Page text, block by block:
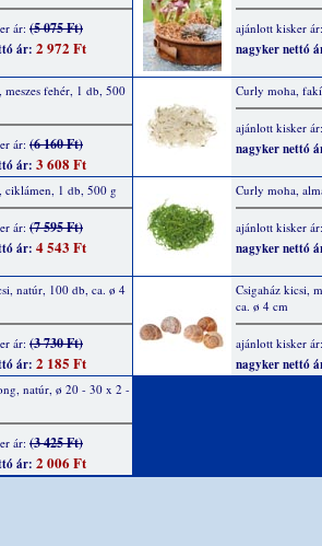
ár: (5 075 Ft)
ár: 2 972 Ft
ajánlott kisker ár:
nagyker nettó
fehér, 1 db, 500
ár: (6 160 Ft)
ár: 3 608 Ft
Curly moha,
ajánlott kisker ár:
nagyker nettó
ciklámen, 1 db, 500 g
ár: (7 595 Ft)
ár: 4 543 Ft
Curly moha,
ajánlott kisker ár:
nagyker nettó
natúr, 100 db, ca. ø 4
ár: (3 730 Ft)
ár: 2 185 Ft
Csigaház kicsi,
ca. ø 4 cm
ajánlott kisker ár:
nagyker nettó
natúr, ø 20 - 30 x 2 -
ár: (3 425 Ft)
ár: 2 006 Ft